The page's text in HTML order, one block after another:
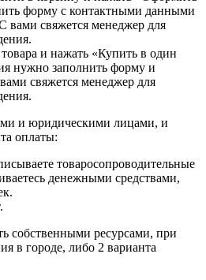
форму с контактными данными
вами свяжется менеджер для
и нажать «Купить в один
нужно заполнить форму и
свяжется менеджер для
и юридическими лицами, и
оплаты:
товаросопроводительные
денежными средствами,
собственными ресурсами, при
в городе, либо 2 варианта